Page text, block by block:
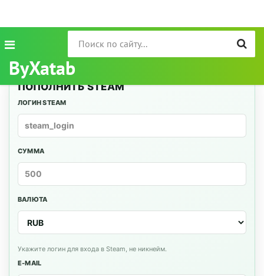
ByXatab
ПОПОЛНИТЬ STEAM
ЛОГИН STEAM
СУММА
ВАЛЮТА
Укажите логин для входа в Steam, не никнейм.
E-MAIL